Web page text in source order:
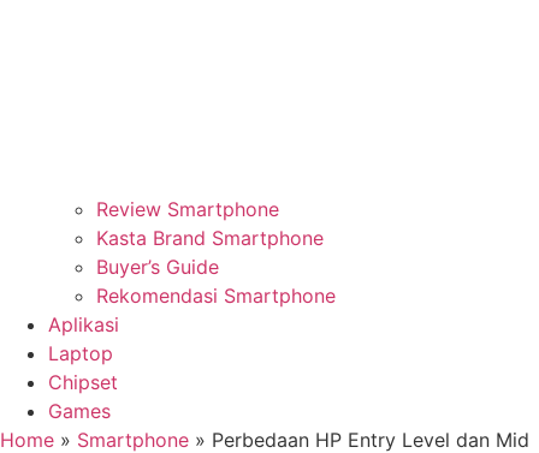
Review Smartphone
Kasta Brand Smartphone
Buyer’s Guide
Rekomendasi Smartphone
Aplikasi
Laptop
Chipset
Games
Home » Smartphone » Perbedaan HP Entry Level dan Mid